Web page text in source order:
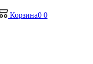
Корзина0 0